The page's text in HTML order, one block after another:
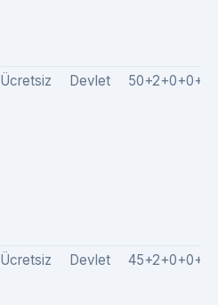
Ücretsiz Devlet 50+2+0+0+5
Ücretsiz Devlet 45+2+0+0+0